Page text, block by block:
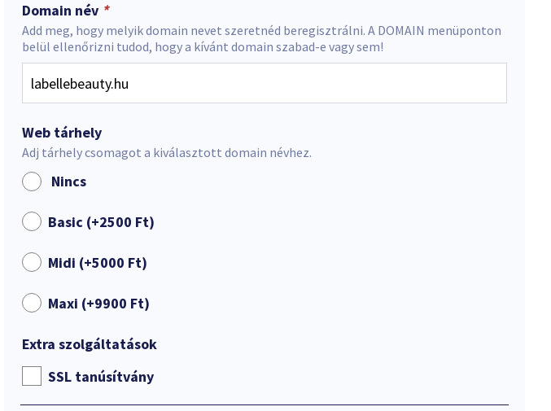
Domain név *
Add meg, hogy melyik domain nevet szeretnéd beregisztrálni. A DOMAIN menüponton
belül ellenőrizni tudod, hogy a kívánt domain szabad-e vagy sem!
Web tárhely
Adj tárhely csomagot a kiválasztott domain névhez.
Nincs
Basic (+2500 Ft)
Midi (+5000 Ft)
Maxi (+9900 Ft)
Extra szolgáltatások
SSL tanúsítvány